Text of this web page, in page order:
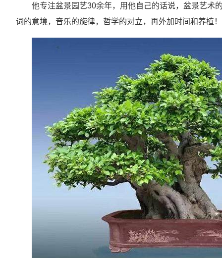
他专注盆景园艺30余年，用他自己的话说，盆景艺术
词的意境，音乐的旋律，哲学的对立，再外加时间和养植